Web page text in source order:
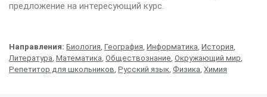
предложение на интересующий курс.
Направления: Биология, География, Информатика, История,
Литература, Математика, Обществознание, Окружающий мир,
Репетитор для школьников, Русский язык, Физика, Химия